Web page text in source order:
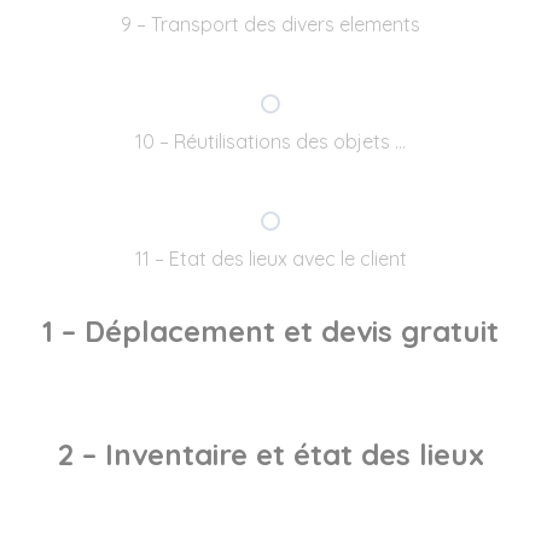
9 – Transport des divers elements
10 – Réutilisations des objets …
11 – Etat des lieux avec le client
1 – Déplacement et devis gratuit
2 – Inventaire et état des lieux